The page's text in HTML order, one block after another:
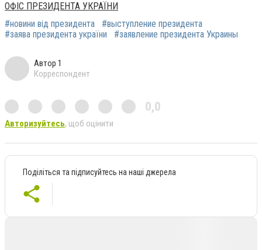
ОФІС ПРЕЗИДЕНТА УКРАЇНИ
#новини від президента
#выступление президента
#заява президента україни
#заявление президента Украины
Автор 1
Корреспондент
0,0
Авторизуйтесь, щоб оцінити
Поділіться та підписуйтесь на наші джерела